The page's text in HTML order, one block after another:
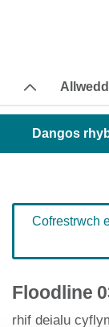
Allwedd
Dangos
Cofrestrwch
Floodline
rhif deialu